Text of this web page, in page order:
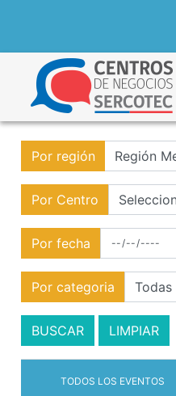
Por región
Por Centro
Por fecha
Por categoria
BUSCAR LIMPIAR
TODOS LOS EVENTOS